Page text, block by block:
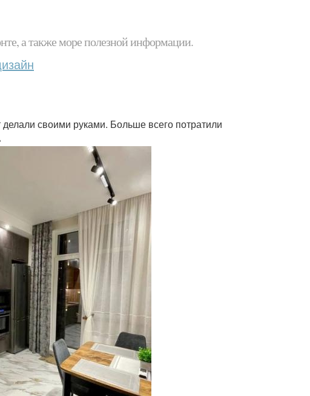
а также море полезной информации.
своими руками. Больше всего потратили